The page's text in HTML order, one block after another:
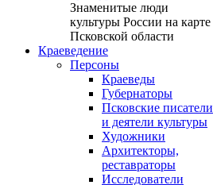
Знаменитые люди
культуры России на карте
Псковской области
Краеведение
Персоны
Краеведы
Губернаторы
Псковские писатели
и деятели культуры
Художники
Архитекторы,
реставраторы
Исследователи